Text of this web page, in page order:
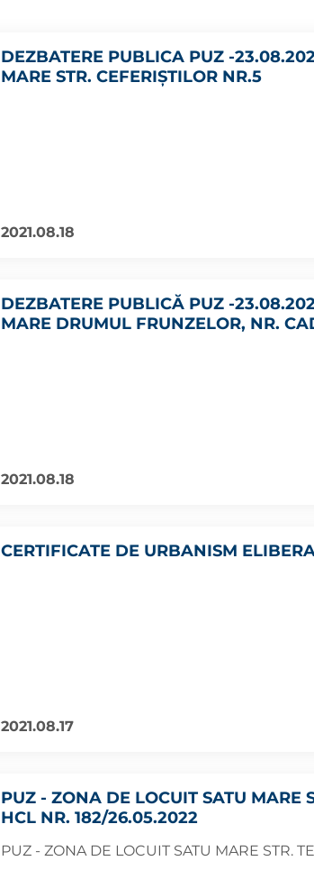
DEZBATERE PUBLICA PUZ -
MARE STR. CEFERIȘTILOR NR.5
2021.08.18
DEZBATERE PUBLICĂ PUZ -
MARE DRUMUL FRUNZELOR, NR.
2021.08.18
CERTIFICATE DE URBANISM
2021.08.17
PUZ - ZONA DE LOCUIT SATU MARE
HCL NR. 182/26.05.2022
PUZ - ZONA DE LOCUIT SATU MARE STR.